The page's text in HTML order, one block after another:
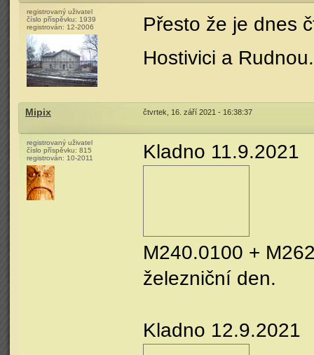
registrovaný uživatel
číslo příspěvku: 1939
registrován: 12-2006
Přesto že je dnes
Hostivici a
Mipix čtvrtek, 16. září 2021 - 16:38:37
registrovaný uživatel
číslo příspěvku: 815
registrován: 10-2011 Kladno 11.9.2021
M240.0100 +
železniční den.
Kladno 12.9.2021